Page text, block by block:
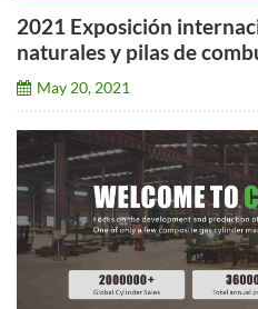
2021 Exposición
naturales y pilas de
May 20, 2021